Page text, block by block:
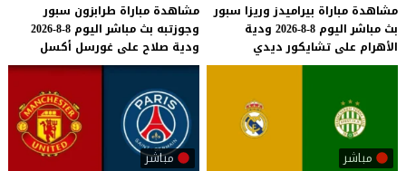
مشاهدة مباراة بيراميدز وريزا سبور
بث مباشر اليوم 8-8-2026
ودية
الأهرام على تشايكور ديدي
مشاهدة مباراة طرابزون سبور
وجوزتبه بث مباشر اليوم 8-8-2026
ودية صلاح على غورسل أكسل
مباشر مباشر